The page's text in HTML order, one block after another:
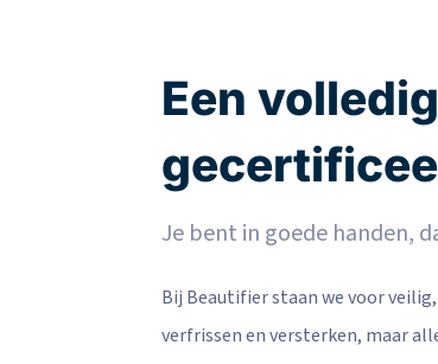
Een volledig
Je bent in goede handen,
Bij Beautifier staan we voor
verfrissen en versterken, maar